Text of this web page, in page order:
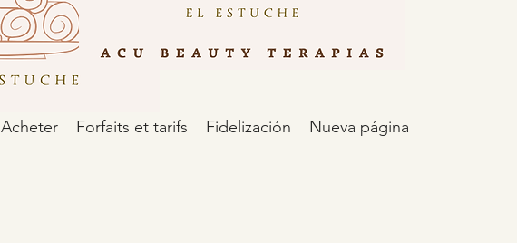
Acheter Forfaits et tarifs Fidelización Nueva página